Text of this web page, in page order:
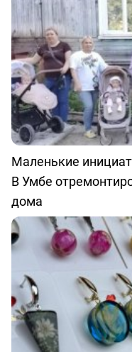
Маленькие
В Умбе
дома